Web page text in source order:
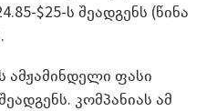
$25-ს შეადგენს (წინა
ამჟამინდელი ფასი
კომპანიას ამ